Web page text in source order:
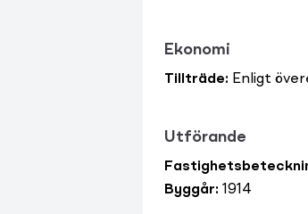
Ekonomi
Tillträde: Enligt
Utförande
Byggår: 1914